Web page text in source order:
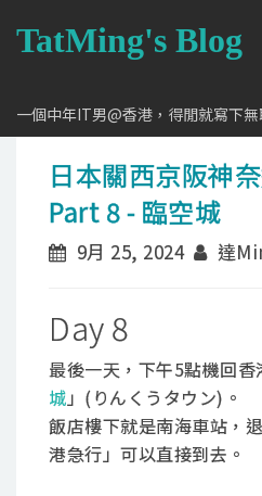
TatMing's Blog
一個中年IT男@香港，得閒就寫下
日本關西京阪神
Part 8 - 臨空城
9月 25, 2024 達
Day 8
最後一天，下午5點機回
城」(りんくうタウン)。
飯店樓下就是南海車站，
港急行」可以直接到去。